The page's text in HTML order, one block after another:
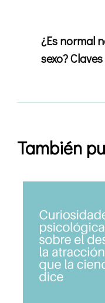
¿Es normal
sexo?
También